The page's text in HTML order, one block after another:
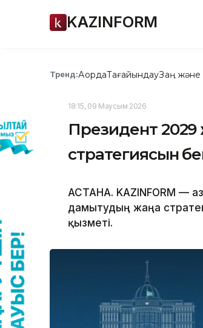
KAZINFORM
Тренд:АқордаТағайындауЗаң және
18:15, 09 Маусым 2026
Президент 2029
стратегиясын
АСТАНА. KAZINFORM —
дамытудың жаңа
қызметі.